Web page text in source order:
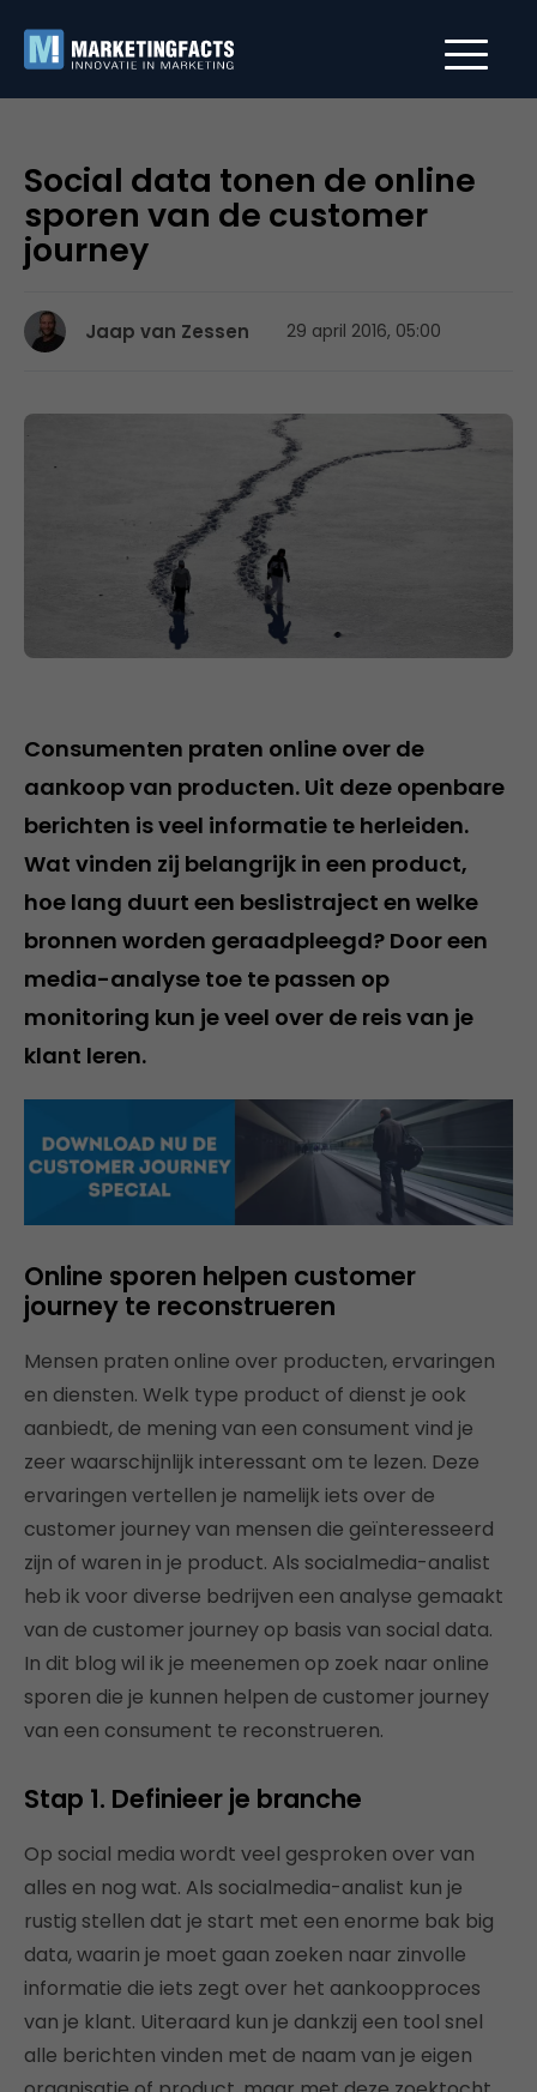
Social data tonen de online
sporen van de customer
journey
Jaap van Zessen 29 april 2016, 05:00
Consumenten praten online over de
aankoop van producten. Uit deze openbare
berichten is veel informatie te herleiden.
Wat vinden zij belangrijk in een product,
hoe lang duurt een beslistraject en welke
bronnen worden geraadpleegd? Door een
media-analyse toe te passen op
monitoring kun je veel over de reis van je
klant leren.
Online sporen helpen customer
journey te reconstrueren
Mensen praten online over producten, ervaringen
en diensten. Welk type product of dienst je ook
aanbiedt, de mening van een consument vind je
zeer waarschijnlijk interessant om te lezen. Deze
ervaringen vertellen je namelijk iets over de
customer journey van mensen die geïnteresseerd
zijn of waren in je product. Als socialmedia-analist
heb ik voor diverse bedrijven een analyse gemaakt
van de customer journey op basis van social data.
In dit blog wil ik je meenemen op zoek naar online
sporen die je kunnen helpen de customer journey
van een consument te reconstrueren.
Stap 1. Definieer je branche
Op social media wordt veel gesproken over van
alles en nog wat. Als socialmedia-analist kun je
rustig stellen dat je start met een enorme bak big
data, waarin je moet gaan zoeken naar zinvolle
informatie die iets zegt over het aankoopproces
van je klant. Uiteraard kun je dankzij een tool snel
alle berichten vinden met de naam van je eigen